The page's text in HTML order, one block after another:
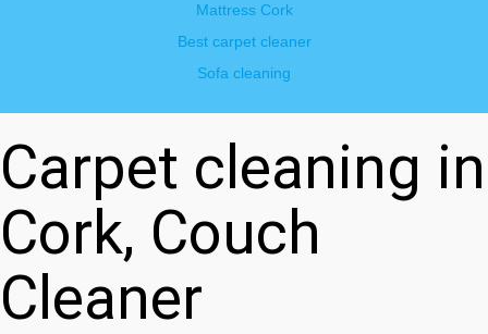
Mattress Cork
Best carpet cleaner
Sofa cleaning
Carpet cleaning in
Cork, Couch
Cleaner